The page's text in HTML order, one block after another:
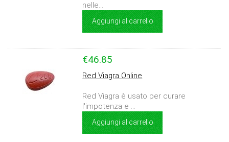
nelle...
Aggiungi al carrello
€46.85
Red Viagra Online
Red Viagra è usato per curare
l'impotenza e ...
Aggiungi al carrello